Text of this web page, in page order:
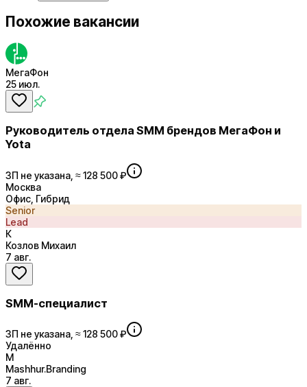
Похожие вакансии
МегаФон
25 июл.
Руководитель отдела SMM брендов МегаФон и
Yota
ЗП не указана, ≈ 128 500 ₽
Москва
Офис, Гибрид
Senior
Lead
К
Козлов Михаил
7 авг.
SMM-специалист
ЗП не указана, ≈ 128 500 ₽
Удалённо
M
Mashhur.Branding
7 авг.